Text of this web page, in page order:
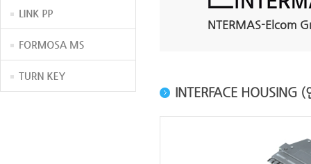
NTERMAS-Elcom
INTERFACE HOUSING